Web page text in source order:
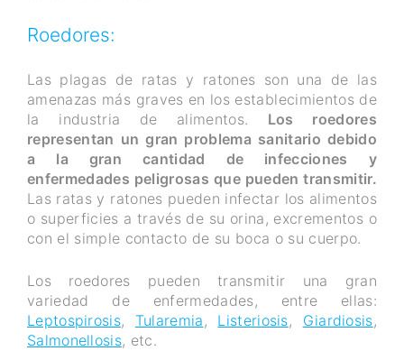
Roedores:
Las plagas de ratas y ratones son una de las
amenazas más graves en los establecimientos de
la industria de alimentos. Los roedores
representan un gran problema sanitario debido
a la gran cantidad de infecciones y
enfermedades peligrosas que pueden transmitir.
Las ratas y ratones pueden infectar los alimentos
o superficies a través de su orina, excrementos o
con el simple contacto de su boca o su cuerpo.
Los roedores pueden transmitir una gran
variedad de enfermedades, entre ellas:
Leptospirosis, Tularemia, Listeriosis, Giardiosis,
Salmonellosis, etc.